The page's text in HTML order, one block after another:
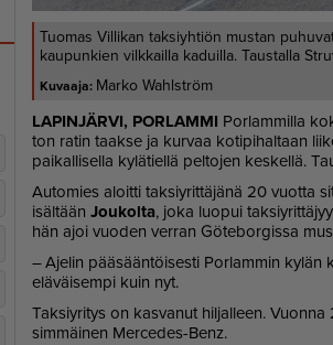
Tuomas Villikan taksiyhtiön mustan
kaupunkien vilkkailla kaduilla. Taustalla
Marko Wahlström
LA­PIN­JÄR­VI, POR­LAM­MI Por­lam­mil­la
ton ra­tin taak­se ja kur­vaa ko­ti­pi­hal­taan
pai­kal­li­sel­la ky­lä­tiel­lä pel­to­jen kes­kel­lä.
Au­to­mies aloit­ti tak­siy­rit­tä­jä­nä 20 vuot­ta
isäl­tään Jou­kol­ta, joka luo­pui
hän ajoi vuo­den ver­ran Gö­te­bor­gis­sa
– Aje­lin pää­sään­töi­ses­ti Por­lam­min ky­län
elä­väi­sem­pi kuin nyt.
Tak­siy­ri­tys on kas­va­nut hil­jal­leen.
sim­mäi­nen Mer­ce­des-Benz.